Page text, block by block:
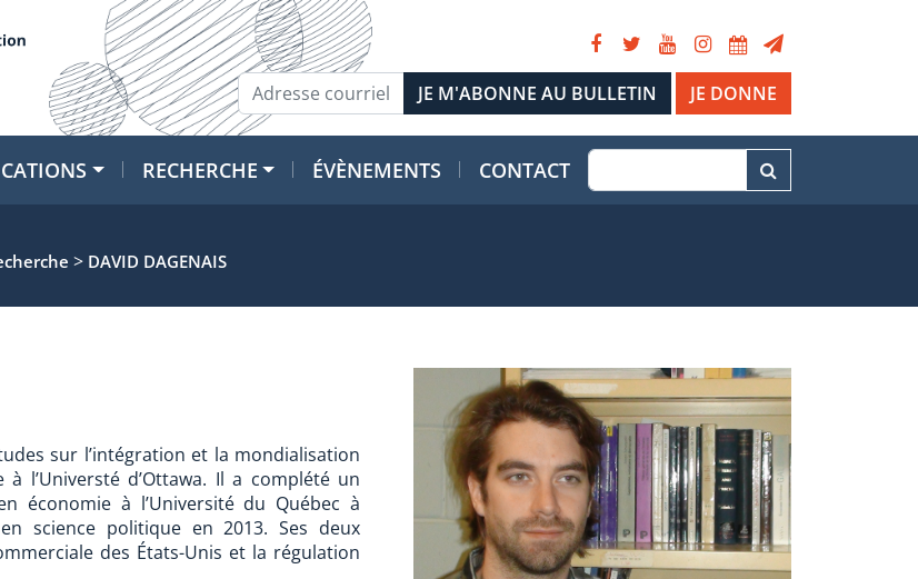
JE DONNE
RECHERCHE ÉVÈNEMENTS CONTACT
> DAVID DAGENAIS
sur l’intégration et la mondialisation
l’Universté d’Ottawa. Il a complété un
économie à l’Université du Québec à
science politique en 2013. Ses deux
des États-Unis et la régulation